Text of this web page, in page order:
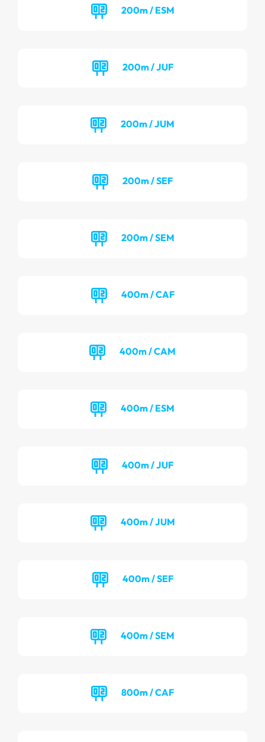
200m / ESM
200m / JUF
200m / JUM
200m / SEF
200m / SEM
400m / CAF
400m / CAM
400m / ESM
400m / JUF
400m / JUM
400m / SEF
400m / SEM
800m / CAF